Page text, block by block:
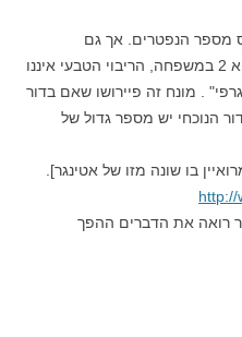
מספר הנפטרים. אך גם
באוכלוסיות שמספר הילדים בהן הוא 2 במשפחה, הריבוי הטבעי איננו
. מונח זה פיירושו שאם בדור
הנוכחי יש מספר גדול של
בו שונה מזו של אטינגר].
http://
רואה את הדברים ההפך